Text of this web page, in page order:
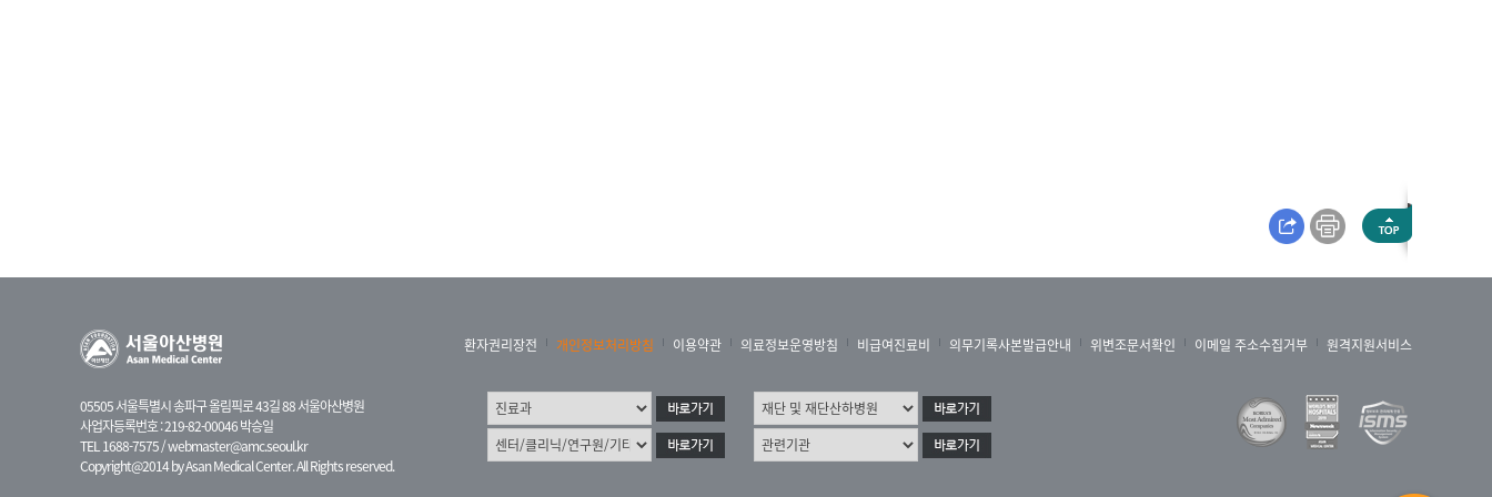
05505 서울특별시 송파구 올림픽로 43길 88 서울아산병원
사업자등록번호 : 219-82-00046 박승일
TEL 1688-7575 /webmaster@amc.seoul.kr
Copyright@2014 by Asan Medical Center. All Rights reserved.
환자권리장전 개인정보처리방침 이용약관 의료정보운영방침 비급여진료비 의무기록사본발급안내 위변조문서확인 이메일 주소수집거부 원격지원서비스